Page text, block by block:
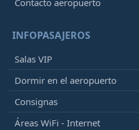
Contacto aeropuerto
INFOPASAJEROS
Salas VIP
Dormir en el aeropuerto
Consignas
Áreas WiFi - Internet